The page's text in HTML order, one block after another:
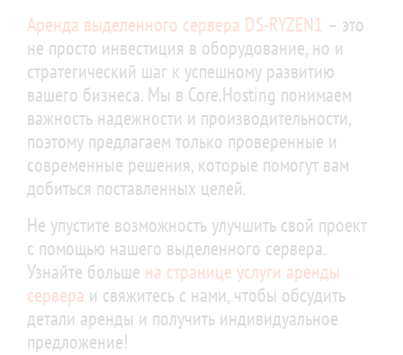
Аренда выделенного сервера DS-RYZEN1 – это
не просто инвестиция в оборудование, но и
стратегический шаг к успешному развитию
вашего бизнеса. Мы в Core.Hosting понимаем
важность надежности и производительности,
поэтому предлагаем только проверенные и
современные решения, которые помогут вам
добиться поставленных целей.
Не упустите возможность улучшить свой проект
с помощью нашего выделенного сервера.
Узнайте больше на странице услуги аренды
сервера и свяжитесь с нами, чтобы обсудить
детали аренды и получить индивидуальное
предложение!